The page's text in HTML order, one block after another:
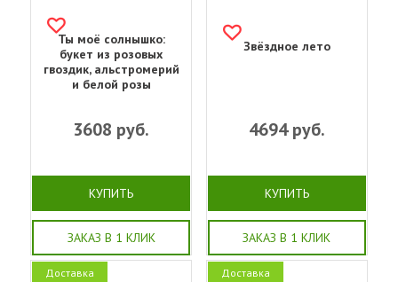
Ты моё солнышко:
букет из розовых
гвоздик, альстромерий
и белой розы
3608 руб.
КУПИТЬ
ЗАКАЗ В 1 КЛИК
Звёздное лето
4694руб.
КУПИТЬ
ЗАКАЗ В 1 КЛИК
Доставка
Доставка